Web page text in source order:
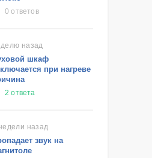
0 ответов
назад
шкаф
при нагреве
2 ответа
назад
звук на